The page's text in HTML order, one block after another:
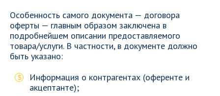
Особенность самого документа — договора
оферты — главным образом заключена в
подробнейшем описании предоставляемого
товара/услуги. В частности, в документе должно
быть указано:
Информация о контрагентах (оференте и
акцептанте);